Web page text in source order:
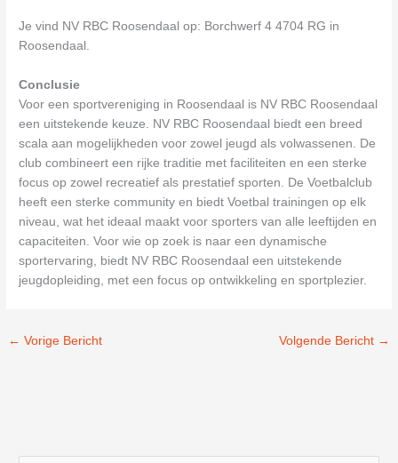
Je vind NV RBC Roosendaal op: Borchwerf 4 4704 RG in
Roosendaal.
Conclusie
Voor een sportvereniging in Roosendaal is NV RBC Roosendaal
een uitstekende keuze. NV RBC Roosendaal biedt een breed
scala aan mogelijkheden voor zowel jeugd als volwassenen. De
club combineert een rijke traditie met faciliteiten en een sterke
focus op zowel recreatief als prestatief sporten. De Voetbalclub
heeft een sterke community en biedt Voetbal trainingen op elk
niveau, wat het ideaal maakt voor sporters van alle leeftijden en
capaciteiten. Voor wie op zoek is naar een dynamische
sportervaring, biedt NV RBC Roosendaal een uitstekende
jeugdopleiding, met een focus op ontwikkeling en sportplezier.
← Vorige Bericht Volgende Bericht →